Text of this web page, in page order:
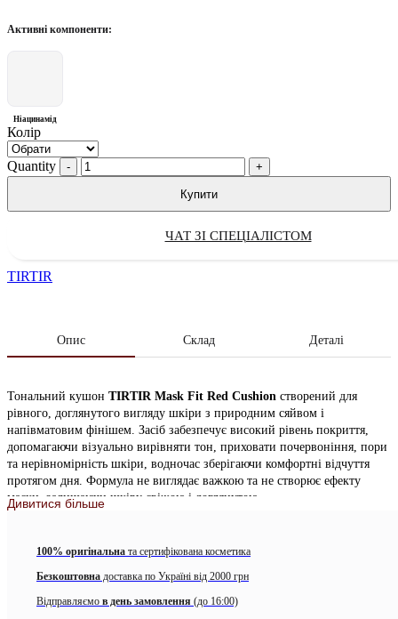
Активні компоненти:
Ніацинамід
Колір
Quantity
Купити
ЧАТ ЗІ СПЕЦІАЛІСТОМ
TIRTIR
Опис Склад Деталі
Тональний кушон TIRTIR Mask Fit Red Cushion створений для
рівного, доглянутого вигляду шкіри з природним сяйвом і
напівматовим фінішем. Засіб забезпечує високий рівень покриття,
допомагаючи візуально вирівняти тон, приховати почервоніння, пори
та нерівномірність шкіри, водночас зберігаючи комфортні відчуття
протягом дня. Формула не виглядає важкою та не створює ефекту
маски, залишаючи шкіру свіжою і доглянутою.
входить ніацинамід, який підтримує бар’єр шкіри та сприяє більш
рівному вигляду тону, а також ботанічні екстракти з
антиоксидантними властивостями. Завдяки компактному формату
кушон зручно використовувати вдома та брати із собою для корекції
Дивитися більше
100% оригінальна та сертифікована косметика
Безкоштовна доставка по Україні від 2000 грн
Відправляємо в день замовлення (до 16:00)